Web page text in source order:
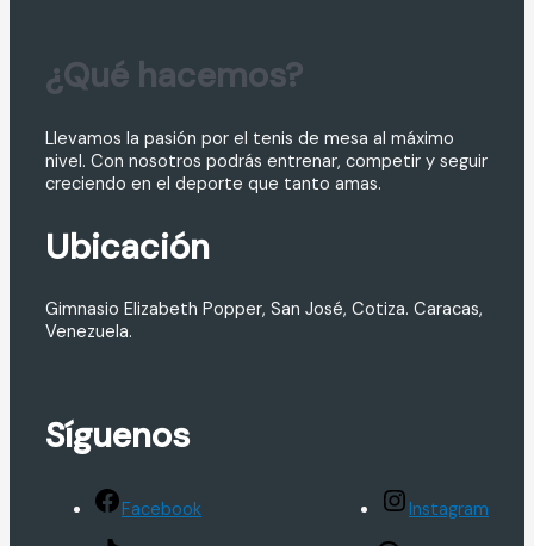
¿Qué hacemos?
Llevamos la pasión por el tenis de mesa al máximo
nivel. Con nosotros podrás entrenar, competir y seguir
creciendo en el deporte que tanto amas.
Ubicación
Gimnasio Elizabeth Popper, San José, Cotiza. Caracas,
Venezuela.
Síguenos
Facebook Instagram